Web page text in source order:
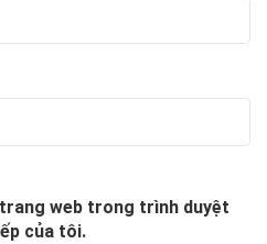
web trong trình duyệt
của tôi.